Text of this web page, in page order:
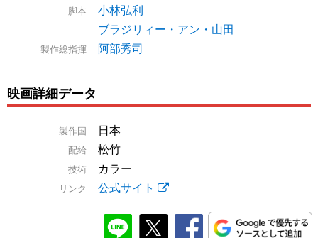
脚本
小林弘利
ブラジリィー・アン・山田
製作総指揮 阿部秀司
映画詳細データ
製作国 日本
配給 松竹
技術 カラー
リンク 公式サイト